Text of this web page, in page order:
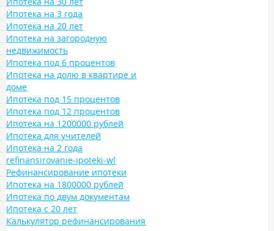
Ипотека на 3 года
Ипотека на 20 лет
Ипотека на загородную
недвижимость
Ипотека под 6 процентов
Ипотека на долю в квартире и
доме
Ипотека под 15 процентов
Ипотека под 12 процентов
Ипотека на 1200000 рублей
Ипотека для учителей
Ипотека на 2 года
refinansirovanie-ipoteki-wl
Рефинансирование ипотеки
Ипотека на 1800000 рублей
Ипотека по двум документам
Ипотека с 20 лет
Калькулятор рефинансирования